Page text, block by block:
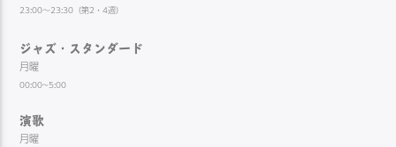
23:00～23:30（第2・4週）
ジャズ・スタンダード
月曜
00:00~5:00
演歌
月曜